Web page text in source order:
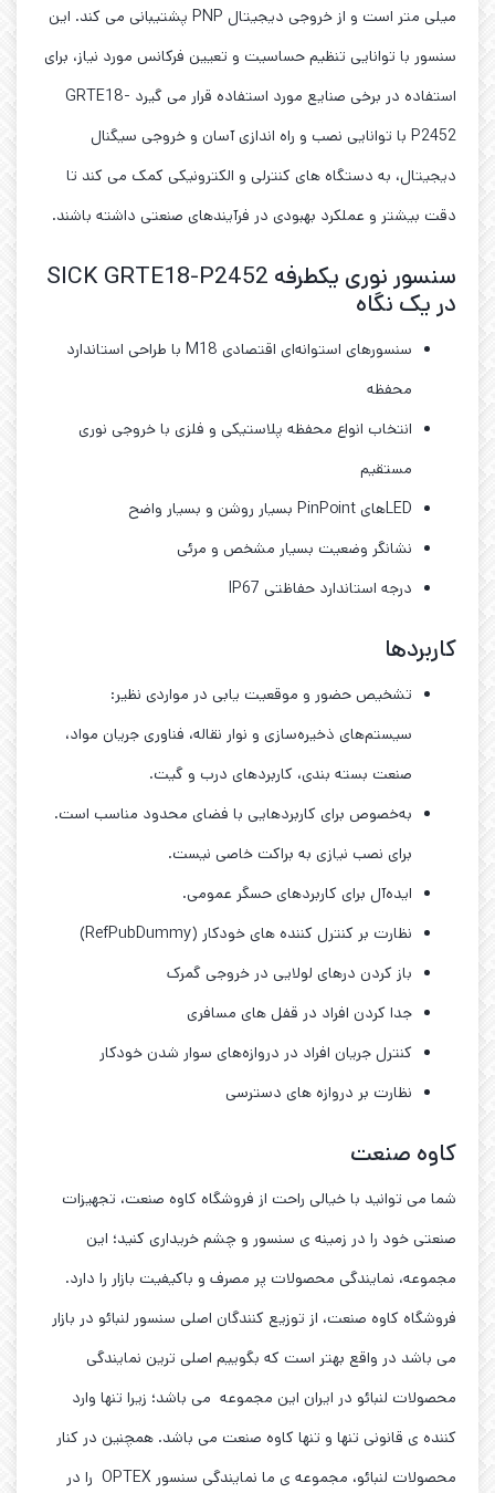
میلی متر است و از خروجی دیجیتال PNP پشتیبانی می کند. این
سنسور با توانایی تنظیم حساسیت و تعیین فرکانس مورد نیاز، برای
استفاده در برخی صنایع مورد استفاده قرار می گیرد GRTE18-
P2452 با توانایی نصب و راه اندازی آسان و خروجی سیگنال
دیجیتال، به دستگاه های کنترلی و الکترونیکی کمک می کند تا
دقت بیشتر و عملکرد بهبودی در فرآیندهای صنعتی داشته باشند.
سنسور نوری یکطرفه SICK GRTE18-P2452
در یک نگاه
سنسورهای استوانه‌ای اقتصادی M18 با طراحی استاندارد
محفظه
انتخاب انواع محفظه پلاستیکی و فلزی با خروجی نوری
مستقیم
LEDهای PinPoint بسیار روشن و بسیار واضح
نشانگر وضعیت بسیار مشخص و مرئی
درجه استاندارد حفاظتی IP67
کاربردها
تشخیص حضور و موقعیت ‌یابی در مواردی نظیر:
سیستم‌های ذخیره‌سازی و نوار نقاله، فناوری جریان مواد،
صنعت بسته‌ بندی، کاربردهای درب و گیت.
به‌خصوص برای کاربردهایی با فضای محدود مناسب است.
برای نصب نیازی به براکت خاصی نیست.
ایده‌آل برای کاربردهای حسگر عمومی.
نظارت بر کنترل کننده ‌های خودکار (RefPubDummy)
باز کردن درهای لولایی در خروجی گمرک
جدا کردن افراد در قفل ‌های مسافری
کنترل جریان افراد در دروازه‌های سوار شدن خودکار
نظارت بر دروازه‌ های دسترسی
کاوه صنعت
شما می توانید با خیالی راحت از فروشگاه کاوه صنعت، تجهیزات
صنعتی خود را در زمینه ی سنسور و چشم خریداری کنید؛ این
مجموعه، نمایندگی محصولات پر مصرف و باکیفیت بازار را دارد.
فروشگاه کاوه صنعت، از توزیع کنندگان اصلی سنسور لنبائو در بازار
می باشد در واقع بهتر است که بگوییم اصلی ترین نمایندگی
محصولات لنبائو در ایران این مجموعه می باشد؛ زیرا تنها وارد
کننده ی قانونی تنها و تنها کاوه صنعت می باشد. همچنین در کنار
محصولات لنبائو، مجموعه ی ما نمایندگی سنسور OPTEX را در